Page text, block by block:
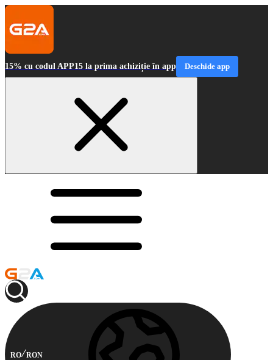
15% cu codul APP15 la prima achiziție în app Deschide app
RO RON